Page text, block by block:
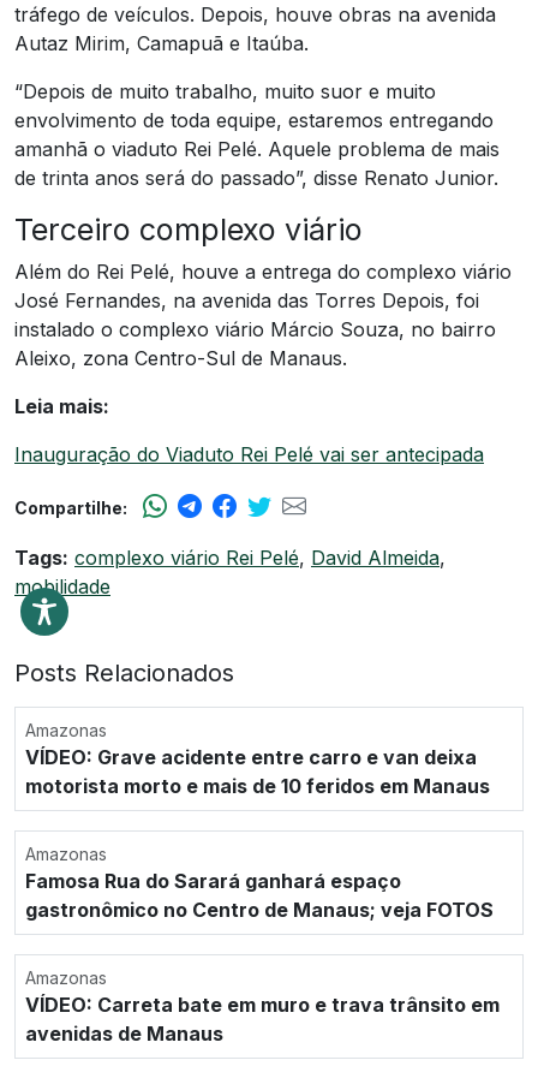
tráfego de veículos. Depois, houve obras na avenida
Autaz Mirim, Camapuã e Itaúba.
“Depois de muito trabalho, muito suor e muito
envolvimento de toda equipe, estaremos entregando
amanhã o viaduto Rei Pelé. Aquele problema de mais
de trinta anos será do passado”, disse Renato Junior.
Terceiro complexo viário
Além do Rei Pelé, houve a entrega do complexo viário
José Fernandes, na avenida das Torres Depois, foi
instalado o complexo viário Márcio Souza, no bairro
Aleixo, zona Centro-Sul de Manaus.
Leia mais:
Inauguração do Viaduto Rei Pelé vai ser antecipada
Compartilhe:
Tags: complexo viário Rei Pelé, David Almeida,
mobilidade
Posts Relacionados
Amazonas
VÍDEO: Grave acidente entre carro e van deixa
motorista morto e mais de 10 feridos em Manaus
Amazonas
Famosa Rua do Sarará ganhará espaço
gastronômico no Centro de Manaus; veja FOTOS
Amazonas
VÍDEO: Carreta bate em muro e trava trânsito em
avenidas de Manaus